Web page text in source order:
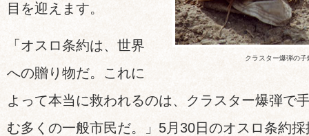
クラスター爆弾の
目を迎えます。
「オスロ条約は、世界
への贈り物だ。これに
よって本当に救われるのは、クラスター爆弾で
む多くの一般市民だ。」5月30日のオスロ条約